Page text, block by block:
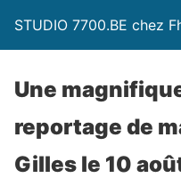
STUDIO 7700.BE chez
Une
reportage de
Gilles le 10